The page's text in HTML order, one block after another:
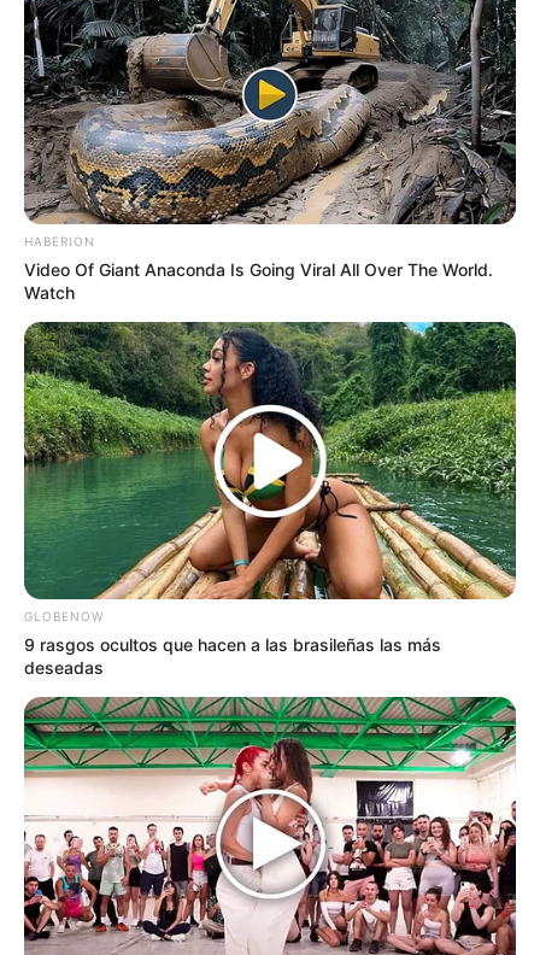
HABERION
Video Of Giant Anaconda Is Going Viral All Over The World.
Watch
GLOBENOW
9 rasgos ocultos que hacen a las brasileñas las más
deseadas